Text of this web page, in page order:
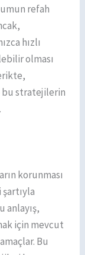
refah
hızlı
olması
stratejilerin
korunması
anlayış,
için mevcut
Bu